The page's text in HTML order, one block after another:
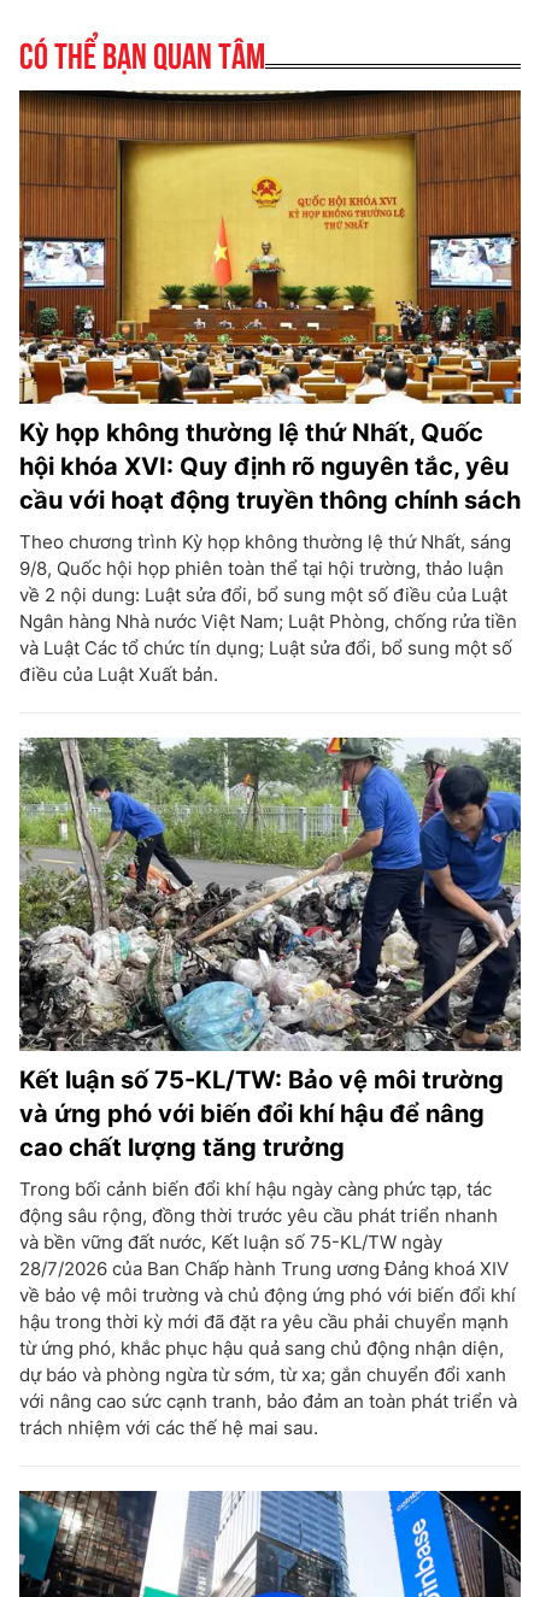
Có thể bạn quan tâm
Kỳ họp không thường lệ thứ Nhất, Quốc
hội khóa XVI: Quy định rõ nguyên tắc, yêu
cầu với hoạt động truyền thông chính sách
Theo chương trình Kỳ họp không thường lệ thứ Nhất, sáng
9/8, Quốc hội họp phiên toàn thể tại hội trường, thảo luận
về 2 nội dung: Luật sửa đổi, bổ sung một số điều của Luật
Ngân hàng Nhà nước Việt Nam; Luật Phòng, chống rửa tiền
và Luật Các tổ chức tín dụng; Luật sửa đổi, bổ sung một số
điều của Luật Xuất bản.
Kết luận số 75-KL/TW: Bảo vệ môi trường
và ứng phó với biến đổi khí hậu để nâng
cao chất lượng tăng trưởng
Trong bối cảnh biến đổi khí hậu ngày càng phức tạp, tác
động sâu rộng, đồng thời trước yêu cầu phát triển nhanh
và bền vững đất nước, Kết luận số 75-KL/TW ngày
28/7/2026 của Ban Chấp hành Trung ương Đảng khoá XIV
về bảo vệ môi trường và chủ động ứng phó với biến đổi khí
hậu trong thời kỳ mới đã đặt ra yêu cầu phải chuyển mạnh
từ ứng phó, khắc phục hậu quả sang chủ động nhận diện,
dự báo và phòng ngừa từ sớm, từ xa; gắn chuyển đổi xanh
với nâng cao sức cạnh tranh, bảo đảm an toàn phát triển và
trách nhiệm với các thế hệ mai sau.